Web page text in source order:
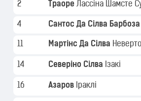
2 Траоре Лассіна Шамсте
4 Сантос Да Сілва Барбоза
11 Мартінс Да Сілва
14 Северіно Сілва Ізакі
16 Азаров Іраклі